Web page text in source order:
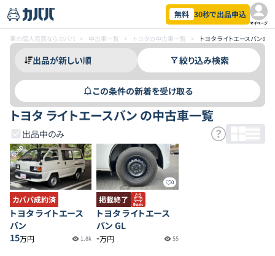
無料 30秒で出品申込
マイページ
車の個人売買ならカババ > 中古車一覧 > トヨタの中古車一覧 > トヨタ ライトエースバンの
絞り込み検索
この条件の新着を受け取る
トヨタ ライトエースバン の中古車一覧
出品中のみ
SOLD
カババ成約済
トヨタ ライトエース
バン
15万円 1.8k
0
掲載終了
トヨタ ライトエース
バン GL
-万円 55